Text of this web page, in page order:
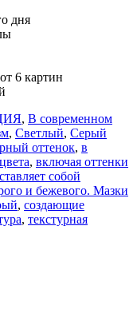
дня
6 картин
, В современном
, Светлый, Серый
оттенок, в
, включая оттенки
собой
и бежевого. Мазки
, создающие
, текстурная